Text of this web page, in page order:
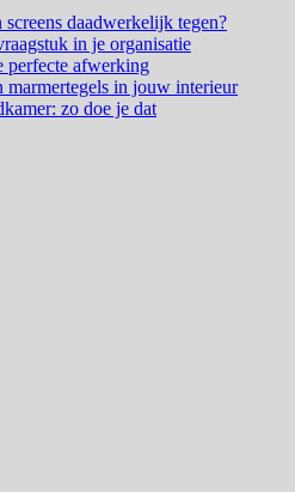
daadwerkelijk tegen?
in je organisatie
perfecte afwerking
marmertegels in jouw interieur
zo doe je dat